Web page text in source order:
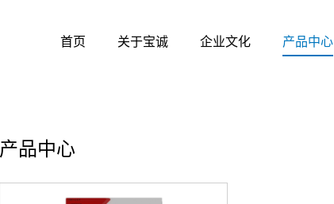
首页 关于宝诚 企业文化 产品中心
产品中心